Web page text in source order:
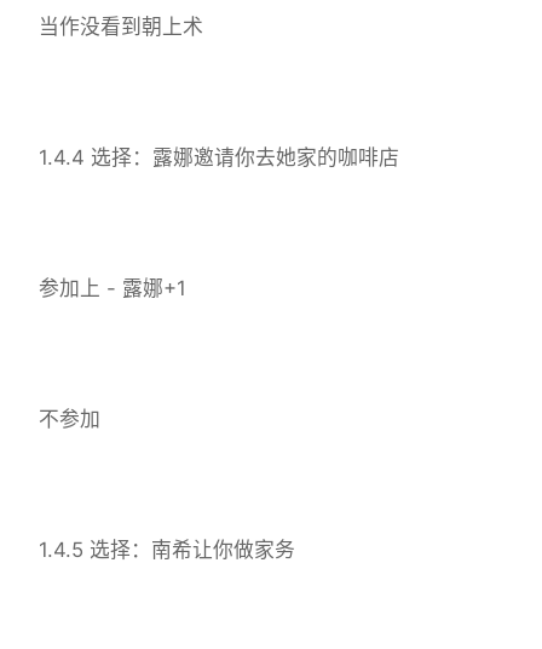
当作没看到朝上术
1.4.4 选择：露娜邀请你去她家的咖啡店
参加上 - 露娜+1
不参加
1.4.5 选择：南希让你做家务